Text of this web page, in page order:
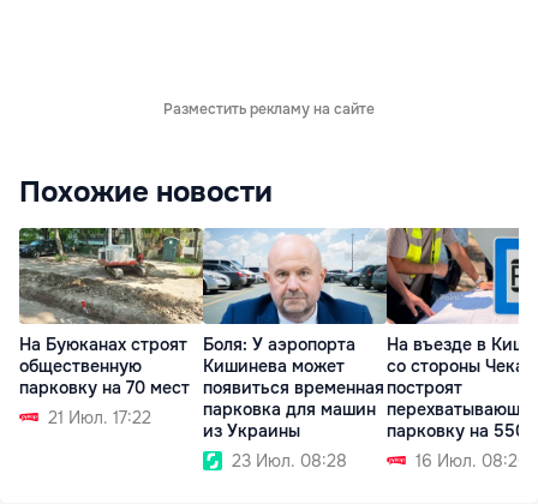
Разместить рекламу на сайте
Похожие новости
На Буюканах строят
общественную
парковку на 70 мест
21 Июл. 17:22
Боля: У аэропорта
Кишинева может
появиться временная
парковка для машин
из Украины
23 Июл. 08:28
На въезде в
со стороны Чекан
построят
парковку на 550
16 Июл. 08:20